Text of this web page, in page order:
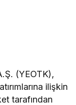
(YEOTK),
ilişkin
tarafından